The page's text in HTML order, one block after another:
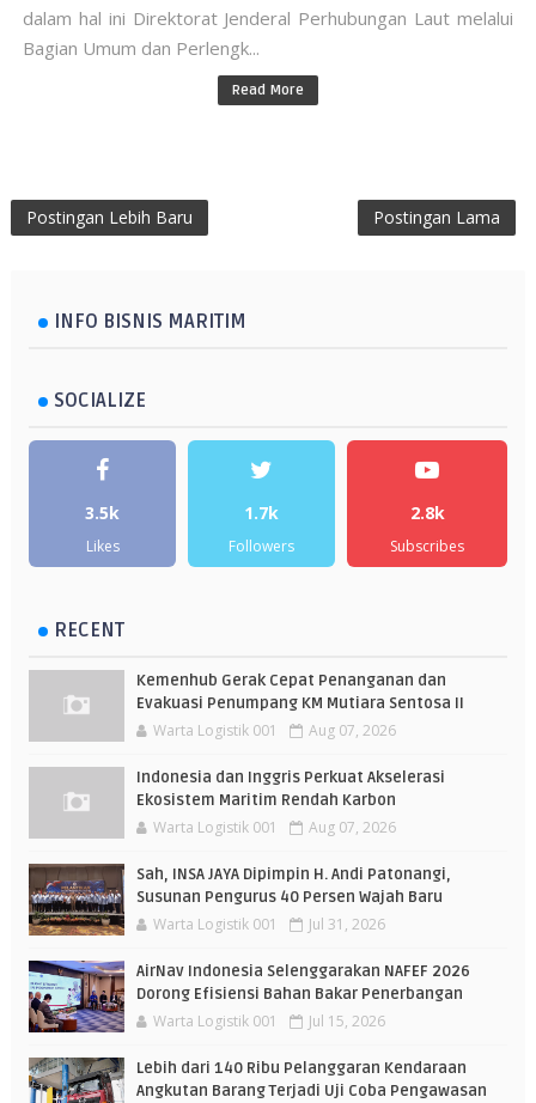
dalam hal ini Direktorat Jenderal Perhubungan Laut melalui
Bagian Umum dan Perlengk...
Read More
Postingan Lebih Baru Postingan Lama
INFO BISNIS MARITIM
SOCIALIZE
3.5k
Likes
1.7k
Followers
2.8k
Subscribes
RECENT
Kemenhub Gerak Cepat Penanganan dan
Evakuasi Penumpang KM Mutiara Sentosa II
Warta Logistik 001 Aug 07, 2026
Indonesia dan Inggris Perkuat Akselerasi
Ekosistem Maritim Rendah Karbon
Warta Logistik 001 Aug 07, 2026
Sah, INSA JAYA Dipimpin H. Andi Patonangi,
Susunan Pengurus 40 Persen Wajah Baru
Warta Logistik 001 Jul 31, 2026
AirNav Indonesia Selenggarakan NAFEF 2026
Dorong Efisiensi Bahan Bakar Penerbangan
Warta Logistik 001 Jul 15, 2026
Lebih dari 140 Ribu Pelanggaran Kendaraan
Angkutan Barang Terjadi Uji Coba Pengawasan